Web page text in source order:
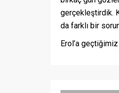
gerçekleştirdik.
da farklı bir
Erol’a